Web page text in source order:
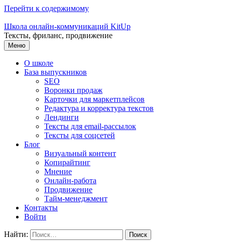
Перейти к содержимому
Школа онлайн-коммуникаций KitUp
Тексты, фриланс, продвижение
Меню
О школе
База выпускников
SEO
Воронки продаж
Карточки для маркетплейсов
Редактура и корректура текстов
Лендинги
Тексты для email-рассылок
Тексты для соцсетей
Блог
Визуальный контент
Копирайтинг
Мнение
Онлайн-работа
Продвижение
Тайм-менеджмент
Контакты
Войти
Найти: